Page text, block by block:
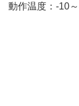
動作温度：-10